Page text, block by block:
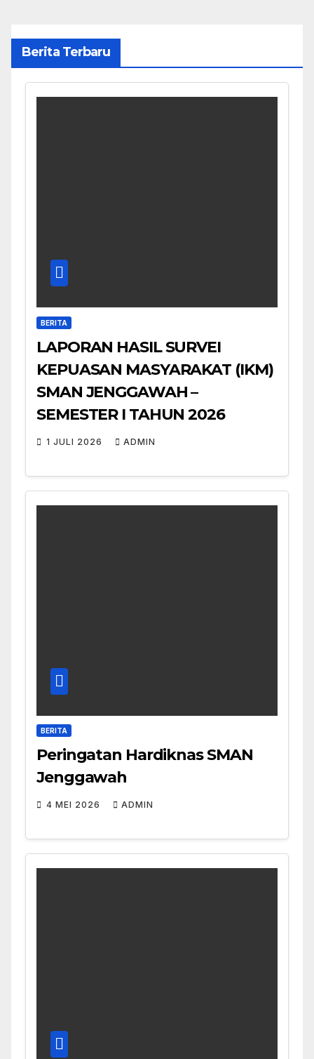
Berita Terbaru
BERITA
LAPORAN HASIL SURVEI
KEPUASAN MASYARAKAT (IKM)
SMAN JENGGAWAH –
SEMESTER I TAHUN 2026
1 JULI 2026 ADMIN
BERITA
Peringatan Hardiknas SMAN
Jenggawah
4 MEI 2026 ADMIN